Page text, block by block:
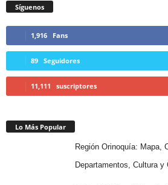
Síguenos
1,916 Fans
89 Seguidores
11,111 suscriptores
Lo Más Popular
Región Orinoquía: Mapa,
Departamentos, Cultura